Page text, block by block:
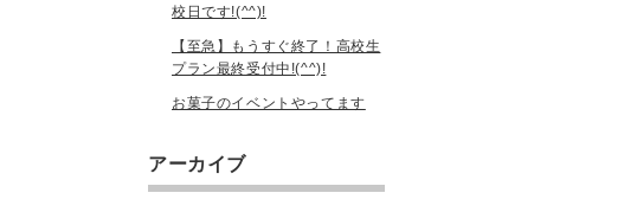
校日です!(^^)!
【至急】もうすぐ終了！高校生
プラン最終受付中!(^^)!
お菓子のイベントやってます
アーカイブ